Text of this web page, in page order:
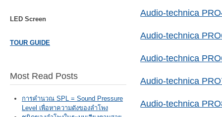
LED Screen
TOUR GUIDE
Most Read Posts
การคำนวณ SPL = Sound Pressure
Level เพื่อหาความดังของลำโพง
Audio-technica
Audio-technica
Audio-technica
Audio-technica
Audio-technica